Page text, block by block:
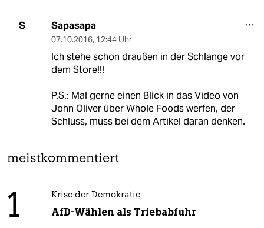
S Sapasapa
07.10.2016, 12:44 Uhr
Ich stehe schon draußen in der Schlange vor
dem Store!!!
P.S.: Mal gerne einen Blick in das Video von
John Oliver über Whole Foods werfen, der
Schluss, muss bei dem Artikel daran denken.
meistkommentiert
1 Krise der Demokratie
AfD-Wählen als Triebabfuhr